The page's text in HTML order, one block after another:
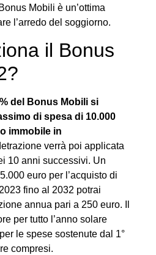
Mobili è un’ottima
l’arredo del soggiorno.
il Bonus
del Bonus Mobili si
di spesa di 10.000
immobile in
verrà poi applicata
10 anni successivi. Un
euro per l’acquisto di
fino al 2032 potrai
annua pari a 250 euro. Il
per tutto l’anno solare
le spese sostenute dal 1°
compresi.